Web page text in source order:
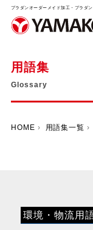
プラダンオーダーメイド加工・プラダ
用語集
Glossary
HOME › 用語集一覧 ›
環境・物流用